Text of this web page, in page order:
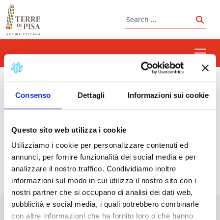
Consenso Dettagli Informazioni sui cookie
Questo sito web utilizza i cookie
Utilizziamo i cookie per personalizzare contenuti ed
annunci, per fornire funzionalità dei social media e per
analizzare il nostro traffico. Condividiamo inoltre
informazioni sul modo in cui utilizza il nostro sito con i
nostri partner che si occupano di analisi dei dati web,
pubblicità e social media, i quali potrebbero combinarle
con altre informazioni che ha fornito loro o che hanno
Skip to content
Search
guided walking tour
Prossimi eventi
<li>Non ci sono eventi con questo tag</li>